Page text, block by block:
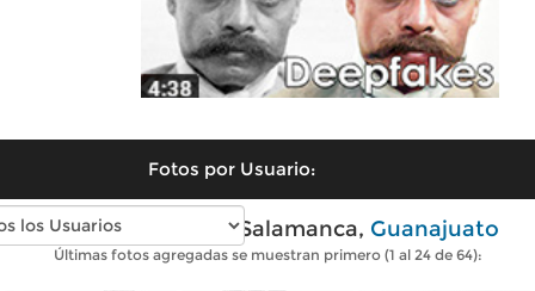
Fotos por Usuario:
Fotos antiguas de Salamanca, Guanajuato
Últimas fotos agregadas se muestran primero (1 al 24 de 64):